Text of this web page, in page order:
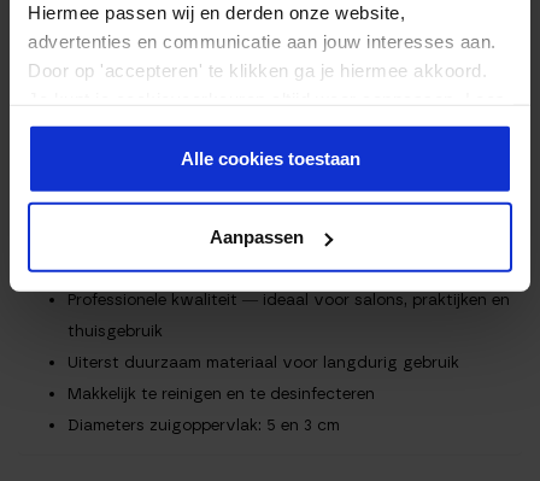
Hiermee passen wij en derden onze website,
advertenties en communicatie aan jouw interesses aan.
Door op 'accepteren' te klikken ga je hiermee akkoord.
er meer over in onsprivacy beleid.
Alle cookies toestaan
Aanpassen
SPECIFICATIES PREMIUM CUPPING
SET:
Geleverd in eenbeschermende luxe koker
Superieure zuigkracht voor effectievere behandelingen
Geschikt voor alle lichaamsdelen
Professionele kwaliteit — ideaal voor salons, praktijken en
thuisgebruik
Uiterst duurzaam materiaal voor langdurig gebruik
Makkelijk te reinigen en te desinfecteren
Diameters zuigoppervlak: 5 en 3 cm